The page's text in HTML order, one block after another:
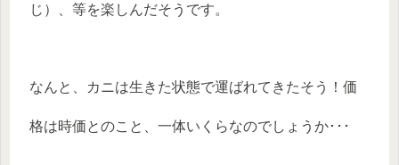
じ）、等を楽しんだそうです。
なんと、カニは生きた状態で運ばれてきたそう！価
格は時価とのこと、一体いくらなのでしょうか･･･